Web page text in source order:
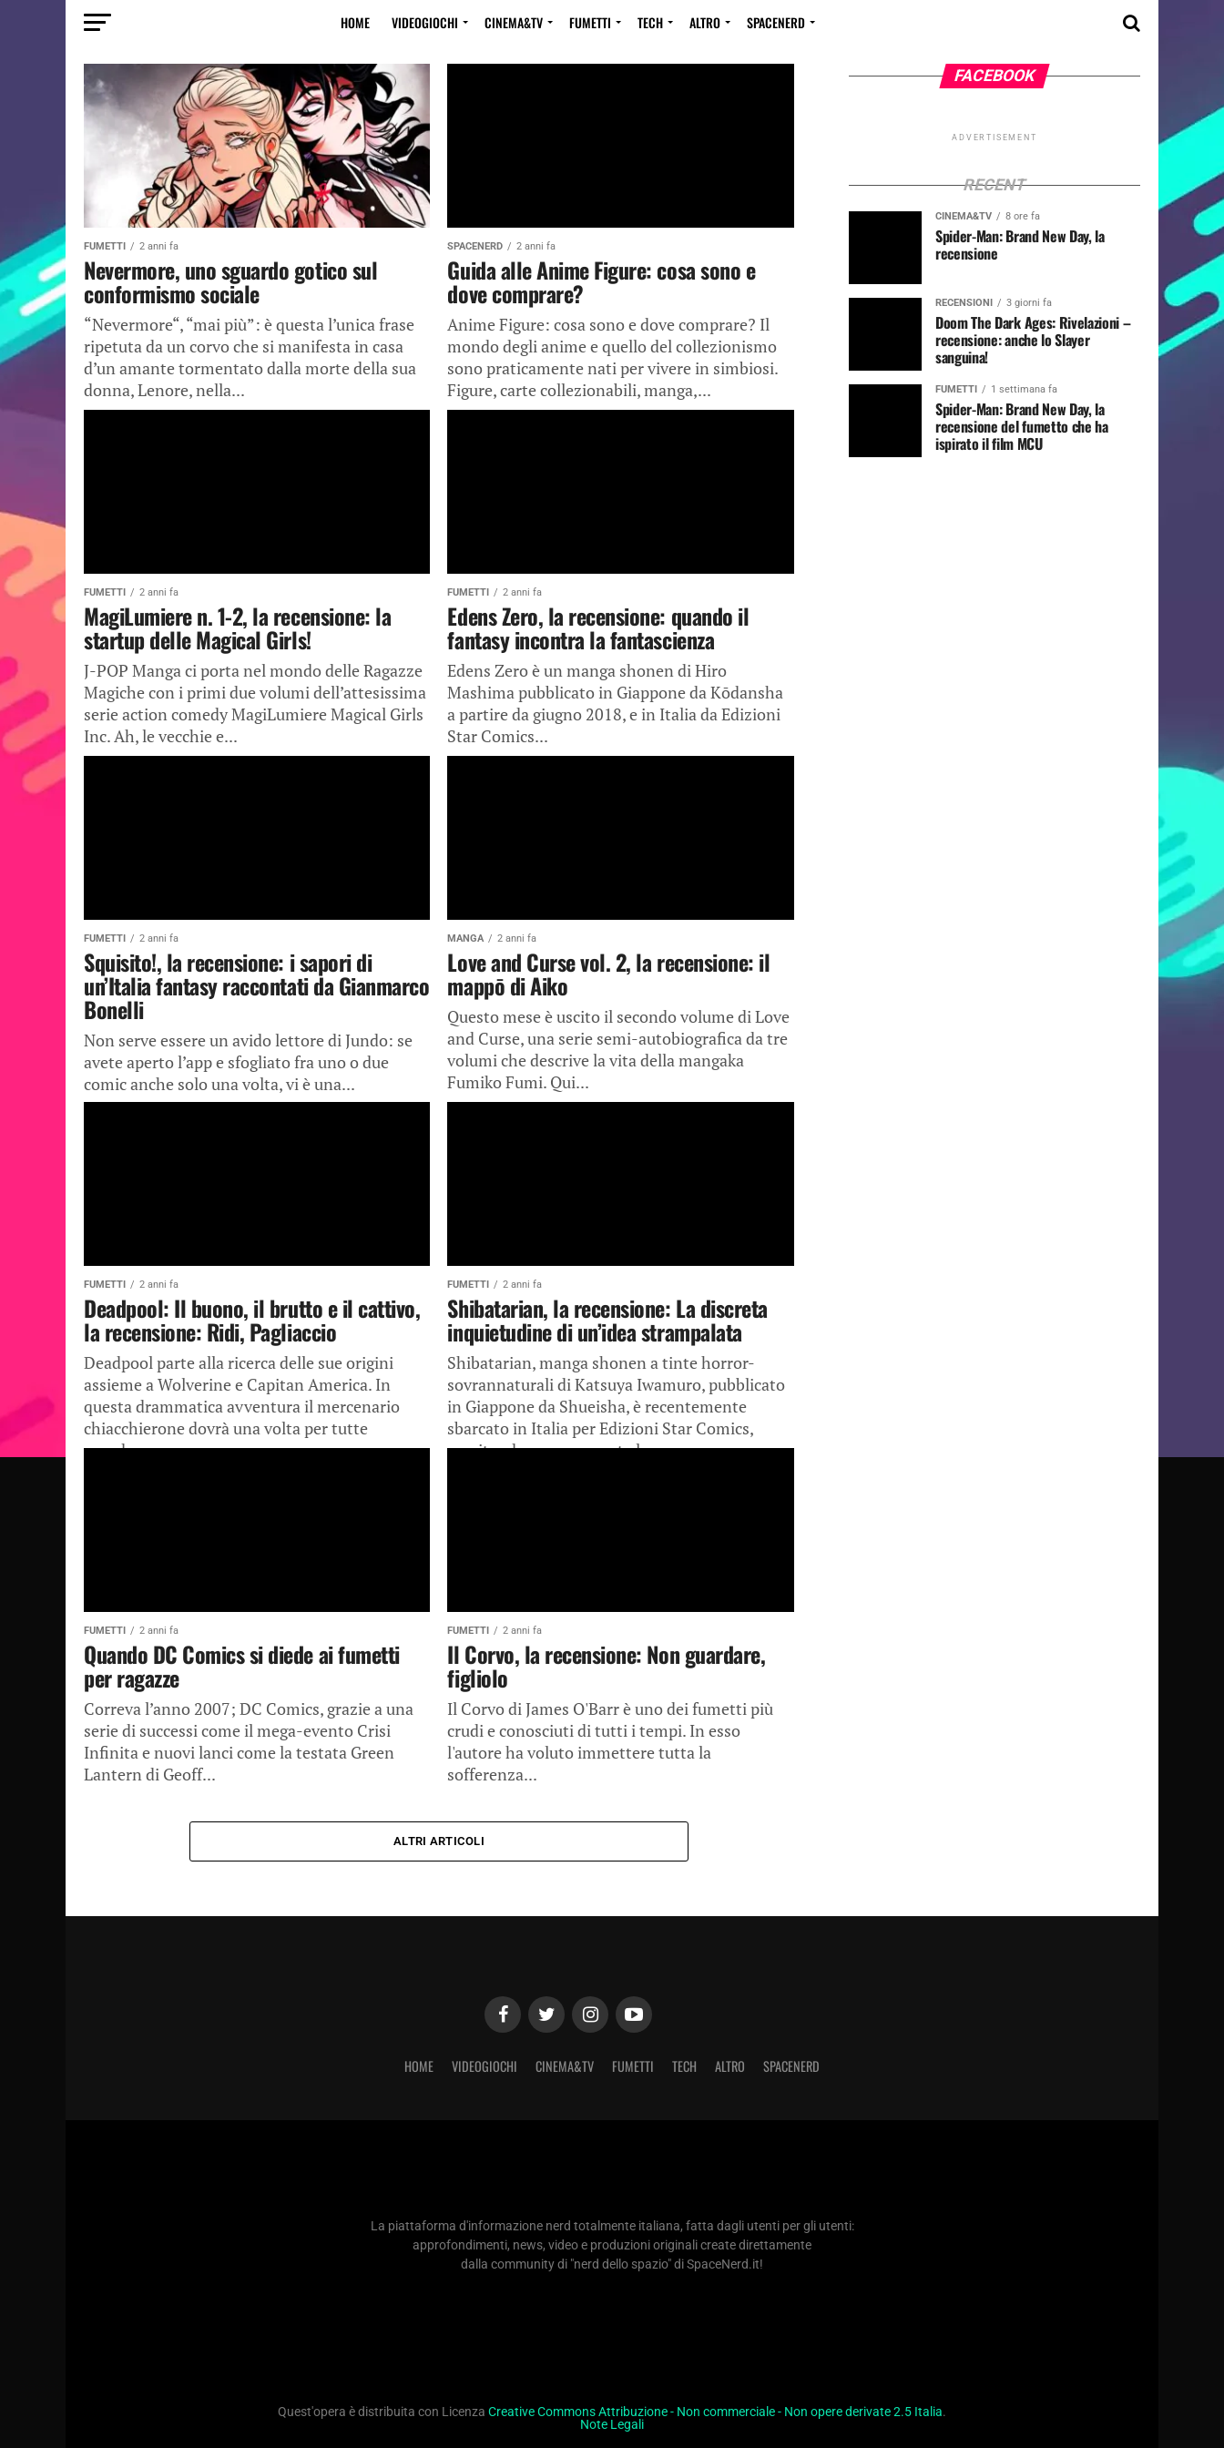
HOME VIDEOGIOCHI CINEMA&TV FUMETTI TECH ALTRO SPACENERD
FUMETTI 2 anni fa
Nevermore, uno sguardo gotico sul
conformismo sociale
“Nevermore“, “mai più”: è questa l’unica frase
ripetuta da un corvo che si manifesta in casa
d’un amante tormentato dalla morte della sua
donna, Lenore, nella...
SPACENERD 2 anni fa
Guida alle Anime Figure: cosa sono e
dove comprare?
Anime Figure: cosa sono e dove comprare? Il
mondo degli anime e quello del collezionismo
sono praticamente nati per vivere in simbiosi.
Figure, carte collezionabili, manga,...
FUMETTI 2 anni fa
MagiLumiere n. 1-2, la recensione: la
startup delle Magical Girls!
J-POP Manga ci porta nel mondo delle Ragazze
Magiche con i primi due volumi dell’attesissima
serie action comedy MagiLumiere Magical Girls
Inc. Ah, le vecchie e...
FUMETTI 2 anni fa
Edens Zero, la recensione: quando il
fantasy incontra la fantascienza
Edens Zero è un manga shonen di Hiro
Mashima pubblicato in Giappone da Kōdansha
a partire da giugno 2018, e in Italia da Edizioni
Star Comics...
FUMETTI 2 anni fa
Squisito!, la recensione: i sapori di
un’Italia fantasy raccontati da Gianmarco
Bonelli
Non serve essere un avido lettore di Jundo: se
avete aperto l’app e sfogliato fra uno o due
comic anche solo una volta, vi è una...
MANGA 2 anni fa
Love and Curse vol. 2, la recensione: il
mappō di Aiko
Questo mese è uscito il secondo volume di Love
and Curse, una serie semi-autobiografica da tre
volumi che descrive la vita della mangaka
Fumiko Fumi. Qui...
FUMETTI 2 anni fa
Deadpool: Il buono, il brutto e il cattivo,
la recensione: Ridi, Pagliaccio
Deadpool parte alla ricerca delle sue origini
assieme a Wolverine e Capitan America. In
questa drammatica avventura il mercenario
chiacchierone dovrà una volta per tutte
scendere...
FUMETTI 2 anni fa
Shibatarian, la recensione: La discreta
inquietudine di un’idea strampalata
Shibatarian, manga shonen a tinte horror-
sovrannaturali di Katsuya Iwamuro, pubblicato
in Giappone da Shueisha, è recentemente
sbarcato in Italia per Edizioni Star Comics,
suscitando precocemente la...
FUMETTI 2 anni fa
Quando DC Comics si diede ai fumetti
per ragazze
Correva l’anno 2007; DC Comics, grazie a una
serie di successi come il mega-evento Crisi
Infinita e nuovi lanci come la testata Green
Lantern di Geoff...
FUMETTI 2 anni fa
Il Corvo, la recensione: Non guardare,
figliolo
Il Corvo di James O'Barr è uno dei fumetti più
crudi e conosciuti di tutti i tempi. In esso
l'autore ha voluto immettere tutta la
sofferenza...
ALTRI ARTICOLI
FACEBOOK
ADVERTISEMENT
RECENT
CINEMA&TV 8 ore fa
Spider-Man: Brand New Day, la
recensione
RECENSIONI 3 giorni fa
Doom The Dark Ages: Rivelazioni –
recensione: anche lo Slayer
sanguina!
FUMETTI 1 settimana fa
Spider-Man: Brand New Day, la
recensione del fumetto che ha
ispirato il film MCU
HOME VIDEOGIOCHI CINEMA&TV FUMETTI TECH ALTRO SPACENERD
La piattaforma d'informazione nerd totalmente italiana, fatta dagli utenti per gli utenti:
approfondimenti, news, video e produzioni originali create direttamente
dalla community di "nerd dello spazio" di SpaceNerd.it!
Quest'opera è distribuita con Licenza Creative Commons Attribuzione - Non commerciale - Non opere derivate 2.5 Italia.
Note Legali